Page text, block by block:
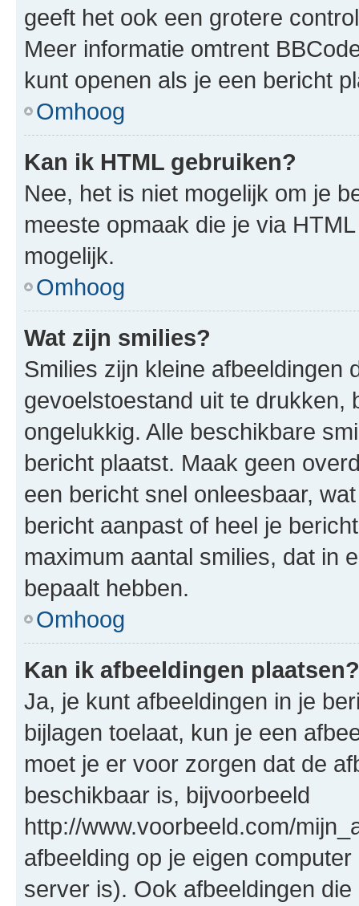
geeft het ook een grotere
Meer informatie omtrent
kunt openen als je een bericht
Omhoog
Kan ik HTML gebruiken?
Nee, het is niet mogelijk om je
meeste opmaak die je via
mogelijk.
Omhoog
Wat zijn smilies?
Smilies zijn kleine afbeeldingen
gevoelstoestand uit te drukken,
ongelukkig. Alle beschikbare
bericht plaatst. Maak geen
een bericht snel onleesbaar,
bericht aanpast of heel je
maximum aantal smilies, dat in
bepaalt hebben.
Omhoog
Kan ik afbeeldingen plaatsen?
Ja, je kunt afbeeldingen in je
bijlagen toelaat, kun je een
moet je er voor zorgen dat de
beschikbaar is, bijvoorbeeld
http://www.voorbeeld.com/
afbeelding op je eigen
server is). Ook afbeeldingen